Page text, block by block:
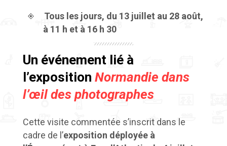
Tous les jours, du 13 juillet au 28 août,
à 11 h et à 16 h 30
Un événement lié à
l’exposition Normandie dans
l’œil des photographes
Cette visite commentée s’inscrit dans le
cadre de l’exposition déployée à